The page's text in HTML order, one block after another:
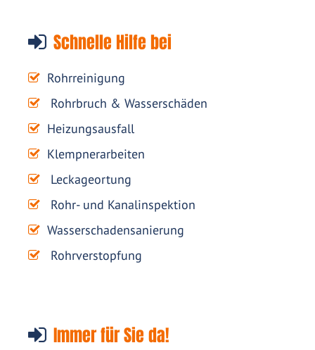
Schnelle Hilfe bei
Rohrreinigung
Rohrbruch & Wasserschäden
Heizungsausfall
Klempnerarbeiten
Leckageortung
Rohr- und Kanalinspektion
Wasserschadensanierung
Rohrverstopfung
Immer für Sie da!